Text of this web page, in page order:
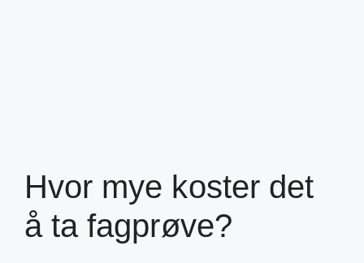
Hvor mye koster det
å ta fagprøve?